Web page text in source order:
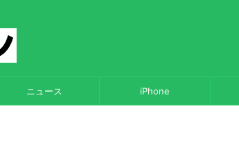
ニュース iPhone